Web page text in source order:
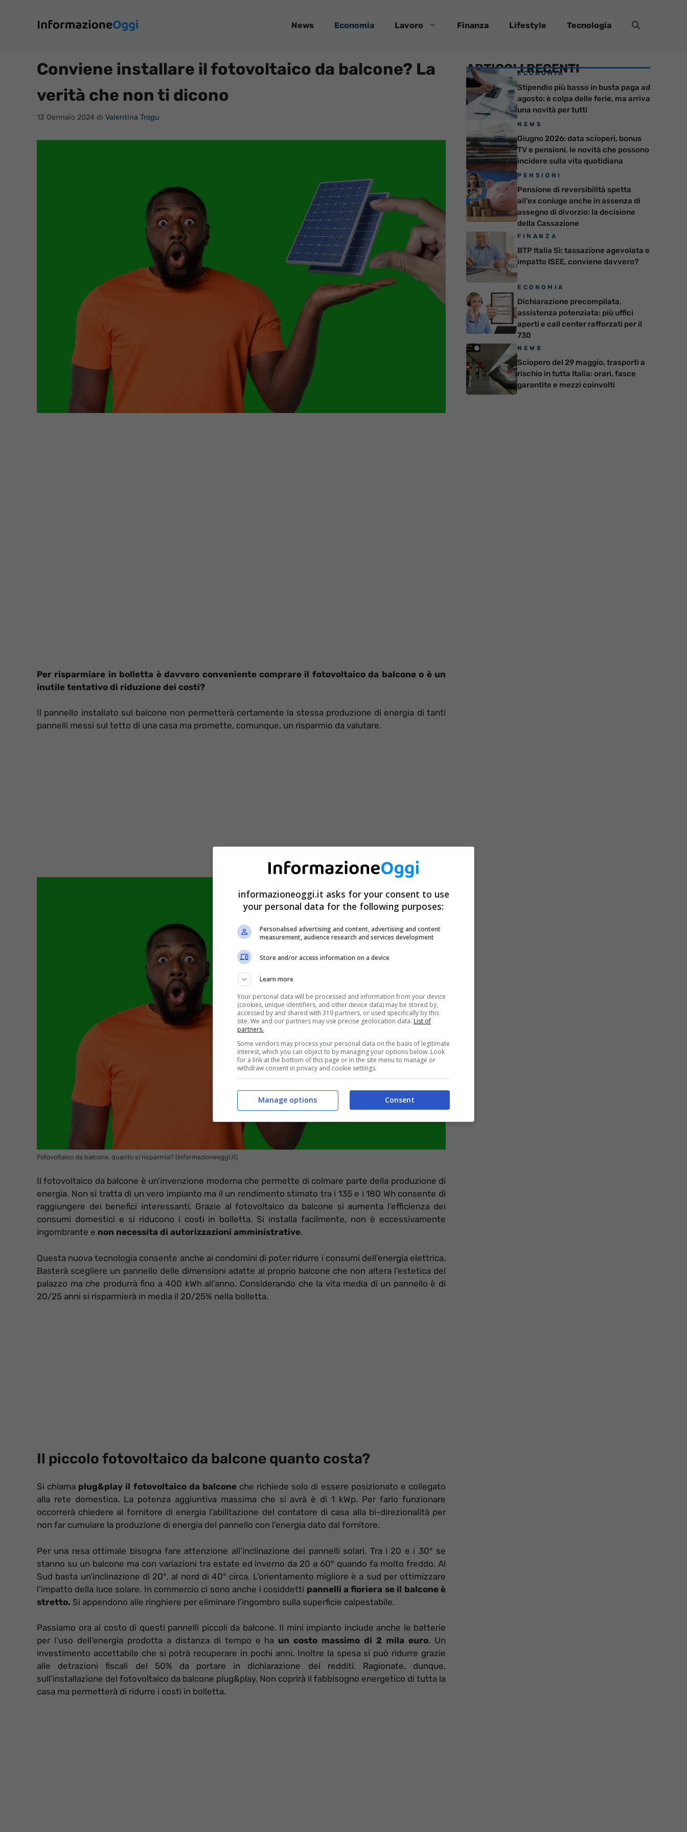
contenuto
News Economia Lavoro Finanza Lifestyle Tecnologia
Conviene installare il fotovoltaico da balcone? La
verità che non ti dicono
13 Gennaio 2024 di Valentina Trogu
Per risparmiare in bolletta è davvero conveniente comprare il fotovoltaico da balcone o è un
inutile tentativo di riduzione dei costi?
Il pannello installato sul balcone non permetterà certamente la stessa produzione di energia di tanti
pannelli messi sul tetto di una casa ma promette, comunque, un risparmio da valutare.
Fotovoltaico da balcone, quanto si risparmia? (Informazioneoggi.it)
Il fotovoltaico da balcone è un’invenzione moderna che permette di colmare parte della produzione di
energia. Non si tratta di un vero impianto ma il un rendimento stimato tra i 135 e i 180 Wh consente di
raggiungere dei benefici interessanti. Grazie al fotovoltaico da balcone si aumenta l’efficienza dei
consumi domestici e si riducono i costi in bolletta. Si installa facilmente, non è eccessivamente
ingombrante e non necessita di autorizzazioni amministrative.
Questa nuova tecnologia consente anche ai condomini di poter ridurre i consumi dell’energia elettrica.
Basterà scegliere un pannello delle dimensioni adatte al proprio balcone che non altera l’estetica del
palazzo ma che produrrà fino a 400 kWh all’anno. Considerando che la vita media di un pannello è di
20/25 anni si risparmierà in media il 20/25% nella bolletta.
Il piccolo fotovoltaico da balcone quanto costa?
Si chiama plug&play il fotovoltaico da balconeche richiede solo di essere posizionato e collegato
alla rete domestica. La potenza aggiuntiva massima che si avrà è di 1 kWp. Per farlo funzionare
occorrerà chiedere al fornitore di energia l’abilitazione del contatore di casa alla bi-direzionalità per
non far cumulare la produzione di energia del pannello con l’energia dato dal fornitore.
Per una resa ottimale bisogna fare attenzione all’inclinazione dei pannelli solari. Tra i 20 e i 30° se
stanno su un balcone ma con variazioni tra estate ed inverno da 20 a 60° quando fa molto freddo. Al
Sud basta un’inclinazione di 20°, al nord di 40° circa. L’orientamento migliore è a sud per ottimizzare
l’impatto della luce solare. In commercio ci sono anche i cosiddetti pannelli a fioriera se il balcone è
stretto. Si appendono alle ringhiere per eliminare l’ingombro sulla superficie calpestabile.
Passiamo ora al costo di questi pannelli piccoli da balcone. Il mini impianto include anche le batterie
per l’uso dell’energia prodotta a distanza di tempo e ha un costo massimo di 2 mila euro. Un
investimento accettabile che si potrà recuperare in pochi anni. Inoltre la spesa si può ridurre grazie
alle detrazioni fiscali del 50% da portare in dichiarazione dei redditi. Ragionate, dunque,
sull’installazione del fotovoltaico da balcone plug&play. Non coprirà il fabbisogno energetico di tutta la
casa ma permetterà di ridurre i costi in bolletta.
ARTICOLI RECENTI
ECONOMIA
Stipendio più basso in busta paga ad
agosto: è colpa delle ferie, ma arriva
una novità per tutti
NEWS
Giugno 2026: data scioperi, bonus
TV e pensioni, le novità che possono
incidere sulla vita quotidiana
PENSIONI
Pensione di reversibilità spetta
all’ex coniuge anche in assenza di
assegno di divorzio: la decisione
della Cassazione
FINANZA
BTP Italia Sì: tassazione agevolata e
impatto ISEE, conviene davvero?
ECONOMIA
Dichiarazione precompilata,
assistenza potenziata: più uffici
aperti e call center rafforzati per il
730
NEWS
Sciopero del 29 maggio, trasporti a
rischio in tutta Italia: orari, fasce
garantite e mezzi coinvolti
informazioneoggi.it asks for your consent to use
your personal data for the following purposes:
Personalised advertising and content, advertising and content
measurement, audience research and services development
Store and/or access information on a device
Learn more
Your personal data will be processed and information from your device
(cookies, unique identifiers, and other device data) may be stored by,
accessed by and shared with 319 partners, or used specifically by this
site. We and our partners may use precise geolocation data. List of
partners.
Some vendors may process your personal data on the basis of legitimate
interest, which you can object to by managing your options below. Look
for a link at the bottom of this page or in the site menu to manage or
withdraw consent in privacy and cookie settings.
Consent
Manage options